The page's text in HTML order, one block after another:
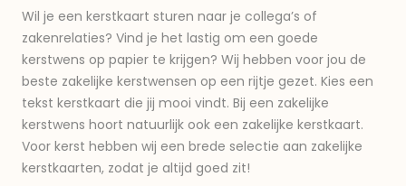
Wil je een kerstkaart sturen naar je collega’s of
zakenrelaties? Vind je het lastig om een goede
kerstwens op papier te krijgen? Wij hebben voor jou de
beste zakelijke kerstwensen op een rijtje gezet. Kies een
tekst kerstkaart die jij mooi vindt. Bij een zakelijke
kerstwens hoort natuurlijk ook een zakelijke kerstkaart.
Voor kerst hebben wij een brede selectie aan zakelijke
kerstkaarten, zodat je altijd goed zit!